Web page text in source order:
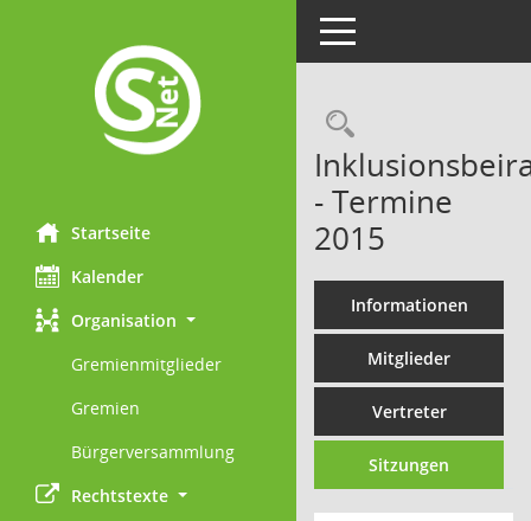
Startseite
Kalender
Organisation
Gremienmitglieder
Gremien
Bürgerversammlung
Rechtstexte
Toggle navigation
- Termine
2015
Informationen
Mitglieder
Vertreter
Sitzungen